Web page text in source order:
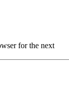
for the next